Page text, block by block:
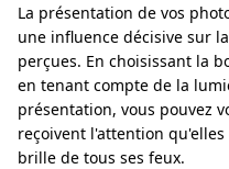
La présentation de vos
une influence décisive sur
perçues. En choisissant la
en tenant compte de la
présentation, vous pouvez
reçoivent l'attention
brille de tous ses feux.